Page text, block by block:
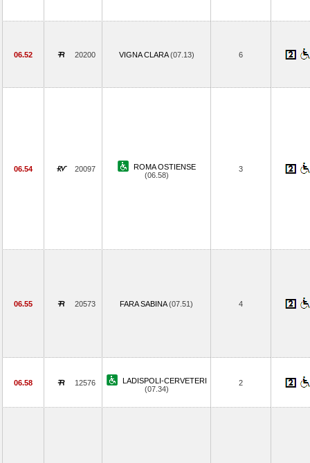
06.52 20200 VIGNA CLARA(07.13) 6
06.54 20097
ROMA OSTIENSE
(06.58)
3
06.55 20573 FARA SABINA(07.51) 4
06.58 12576
LADISPOLI-CERVETERI
(07.34)
2